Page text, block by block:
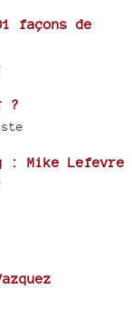
façons de
?
: Mike Lefevre